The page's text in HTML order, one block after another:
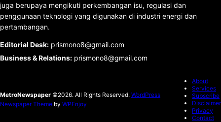
juga berupaya mengikuti perkembangan isu, regulasi dan
penggunaan teknologi yang digunakan di industri energi dan
pertambangan.
Editorial Desk: prismono8@gmail.com
Business & Relations: prismono8@gmail.com
MetroNewspaper ©2026. All Rights Reserved. WordPress
Newspaper Theme by WPEnjoy
About
Services
Subscribe
Disclaimer
Privacy
Contact